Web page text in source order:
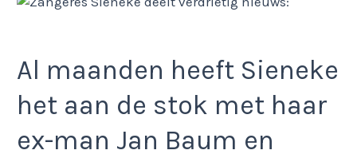
Al maanden heeft Sieneke
het aan de stok met haar
ex-man Jan Baum en